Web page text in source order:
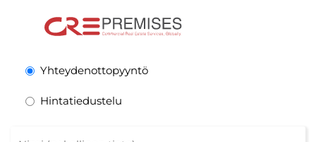
Yhteydenottopyyntö
Hintatiedustelu